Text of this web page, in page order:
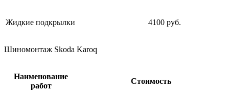
Жидкие подкрылки 4100 руб.
Шиномонтаж Skoda Karoq
Наименование
работ
Стоимость